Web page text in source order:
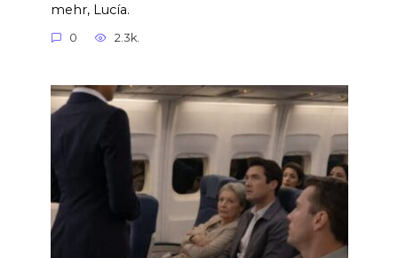
mehr, Lucía.
0 2.3k.